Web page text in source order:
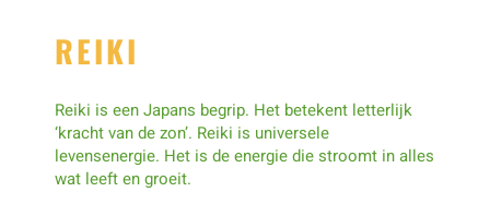
REIKI
Reiki is een Japans begrip. Het betekent letterlijk
‘kracht van de zon’. Reiki is universele
levensenergie. Het is de energie die stroomt in alles
wat leeft en groeit.